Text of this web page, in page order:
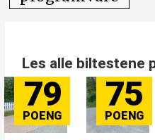
Les alle biltestene
79 75